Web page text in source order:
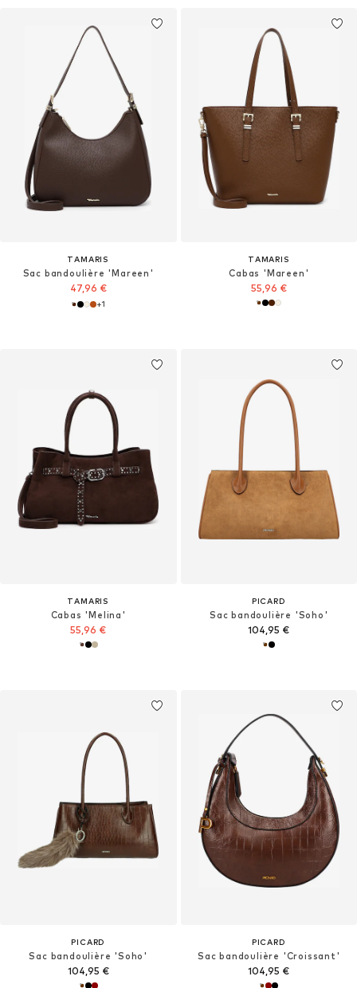
TAMARIS
Sac bandoulière 'Mareen'
47,96 €
+1
TAMARIS
Cabas 'Mareen'
55,96 €
TAMARIS
Cabas 'Melina'
55,96 €
PICARD
Sac bandoulière 'Soho'
104,95 €
PICARD
Sac bandoulière 'Soho'
104,95 €
PICARD
Sac bandoulière 'Croissant'
104,95 €